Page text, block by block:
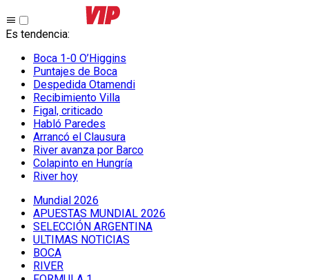
Es tendencia:
Boca 1-0 O’Higgins
Puntajes de Boca
Despedida Otamendi
Recibimiento Villa
Figal, criticado
Habló Paredes
Arrancó el Clausura
River avanza por Barco
Colapinto en Hungría
River hoy
Mundial 2026
APUESTAS MUNDIAL 2026
SELECCIÓN ARGENTINA
ULTIMAS NOTICIAS
BOCA
RIVER